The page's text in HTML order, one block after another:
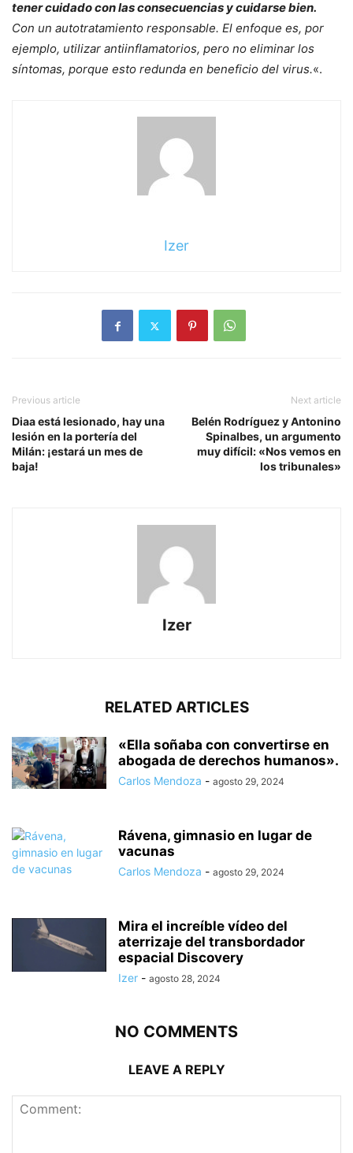
tener cuidado con las consecuencias y cuidarse bien.
Con un autotratamiento responsable. El enfoque es, por
ejemplo, utilizar antiinflamatorios, pero no eliminar los
síntomas, porque esto redunda en beneficio del virus.«.
Izer
Previous article
Diaa está lesionado, hay una
lesión en la portería del
Milán: ¡estará un mes de
baja!
Next article
Belén Rodríguez y Antonino
Spinalbes, un argumento
muy difícil: «Nos vemos en
los tribunales»
Izer
RELATED ARTICLES
«Ella soñaba con convertirse en
abogada de derechos humanos».
Carlos Mendoza - agosto 29, 2024
Rávena, gimnasio en lugar de
vacunas
Carlos Mendoza - agosto 29, 2024
Mira el increíble vídeo del
aterrizaje del transbordador
espacial Discovery
Izer - agosto 28, 2024
NO COMMENTS
LEAVE A REPLY